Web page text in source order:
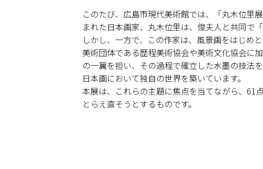
このたび、広島市現代美術館では、「丸木位里
まれた日本画家、丸木位里は、俊夫人と共同で
しかし、一方で、この作家は、風景画をはじめ
美術団体である歴程美術協会や美術文化協会に
の一翼を担い、その過程で確立した水墨の技法
日本画において独自の世界を築いています。
本展は、これらの主題に焦点を当てながら、61
とらえ直そうとするものです。